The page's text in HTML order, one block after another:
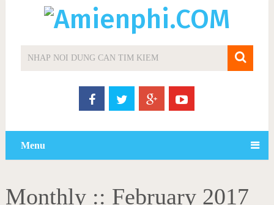
Menu
Monthly :: February 2017